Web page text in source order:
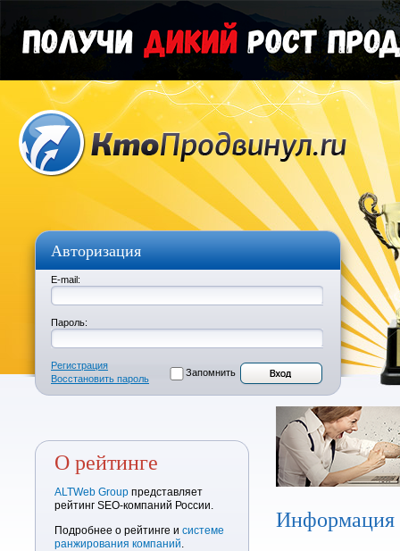
Авторизация
E-mail:
Пароль:
Регистрация
Восстановить пароль
Запомнить
О рейтинге
ALTWeb Group представляет
рейтинг SEO-компаний России.
Подробнее о рейтинге и системе
ранжирования компаний.
Информация